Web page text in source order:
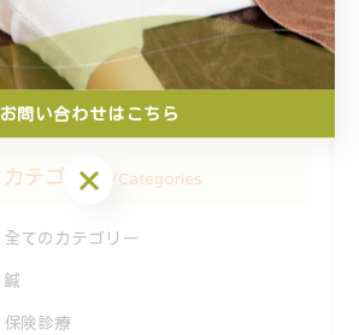
一覧に戻る 次のページ >
カテゴリー Categories
全てのカテゴリー
鍼
保険診療
お問い合わせはこちら
お問い合わせはこちら